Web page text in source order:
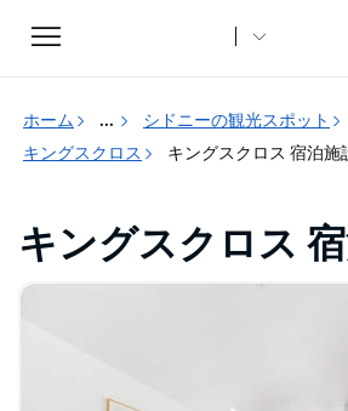
Toggle
navigation
ホーム ... シドニーの観光スポット
キングスクロス
キングスクロス 宿泊施
キングスクロス